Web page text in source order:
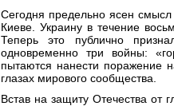
Сегодня предельно ясен смысл
Киеве. Украину в течение
Теперь это публично
одновременно три войны:
пытаются нанести поражение
глазах мирового сообщества.
Встав на защиту Отечества от